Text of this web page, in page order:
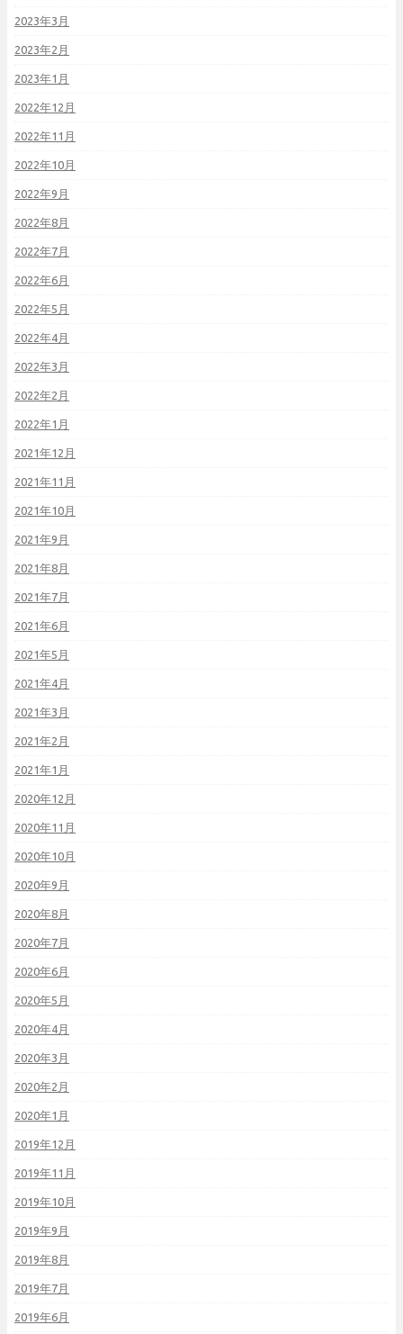
2023年3月
2023年2月
2023年1月
2022年12月
2022年11月
2022年10月
2022年9月
2022年8月
2022年7月
2022年6月
2022年5月
2022年4月
2022年3月
2022年2月
2022年1月
2021年12月
2021年11月
2021年10月
2021年9月
2021年8月
2021年7月
2021年6月
2021年5月
2021年4月
2021年3月
2021年2月
2021年1月
2020年12月
2020年11月
2020年10月
2020年9月
2020年8月
2020年7月
2020年6月
2020年5月
2020年4月
2020年3月
2020年2月
2020年1月
2019年12月
2019年11月
2019年10月
2019年9月
2019年8月
2019年7月
2019年6月